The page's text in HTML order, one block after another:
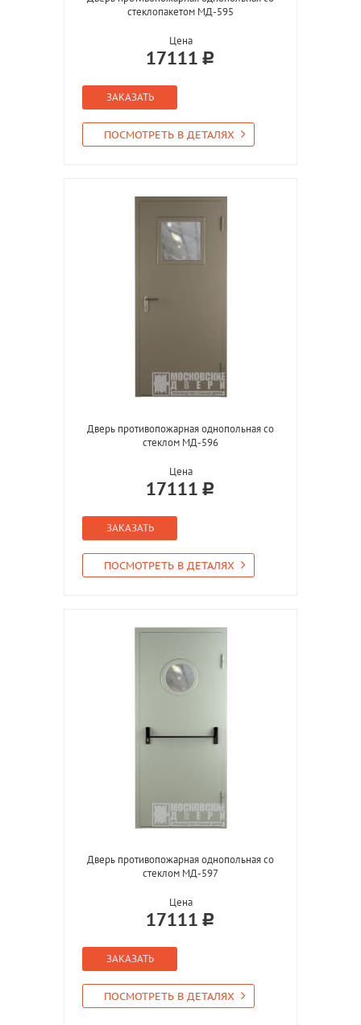
стеклопакетом МД-595
Цена
17111
ЗАКАЗАТЬ
ПОСМОТРЕТЬ В ДЕТАЛЯХ
Дверь противопожарная однопольная со
стеклом МД-596
Цена
17111
ЗАКАЗАТЬ
ПОСМОТРЕТЬ В ДЕТАЛЯХ
Дверь противопожарная однопольная со
стеклом МД-597
Цена
17111
ЗАКАЗАТЬ
ПОСМОТРЕТЬ В ДЕТАЛЯХ